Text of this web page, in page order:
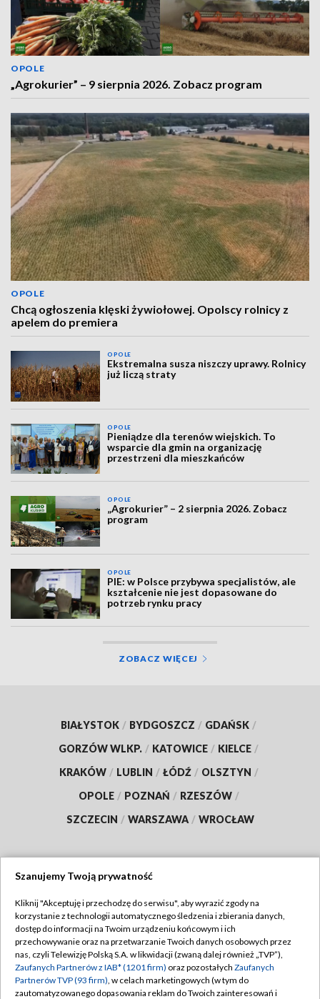
OPOLE
„Agrokurier” – 9 sierpnia 2026. Zobacz program
OPOLE
Chcą ogłoszenia klęski żywiołowej. Opolscy rolnicy z
apelem do premiera
OPOLE
Ekstremalna susza niszczy uprawy. Rolnicy
już liczą straty
OPOLE
Pieniądze dla terenów wiejskich. To
wsparcie dla gmin na organizację
przestrzeni dla mieszkańców
OPOLE
„Agrokurier” – 2 sierpnia 2026. Zobacz
program
OPOLE
PIE: w Polsce przybywa specjalistów, ale
kształcenie nie jest dopasowane do
potrzeb rynku pracy
ZOBACZ WIĘCEJ
BIAŁYSTOK / BYDGOSZCZ / GDAŃSK /
GORZÓW WLKP. / KATOWICE / KIELCE /
KRAKÓW / LUBLIN / ŁÓDŹ / OLSZTYN /
OPOLE / POZNAŃ / RZESZÓW /
SZCZECIN / WARSZAWA / WROCŁAW
TVP
Abonament TVP
Emisja w TVP
Centrum informacji TVP
Regulamin TVP
Polityka prywatności
Moje zgody
Szanujemy Twoją prywatność
Kliknij "Akceptuję i przechodzę do serwisu", aby wyrazić zgody na
korzystanie z technologii automatycznego śledzenia i zbierania danych,
dostęp do informacji na Twoim urządzeniu końcowym i ich
przechowywanie oraz na przetwarzanie Twoich danych osobowych przez
nas, czyli Telewizję Polską S.A. w likwidacji (zwaną dalej również „TVP”),
Zaufanych Partnerów z IAB* (1201 firm) oraz pozostałych Zaufanych
Partnerów TVP (93 firm), w celach marketingowych (w tym do
zautomatyzowanego dopasowania reklam do Twoich zainteresowań i